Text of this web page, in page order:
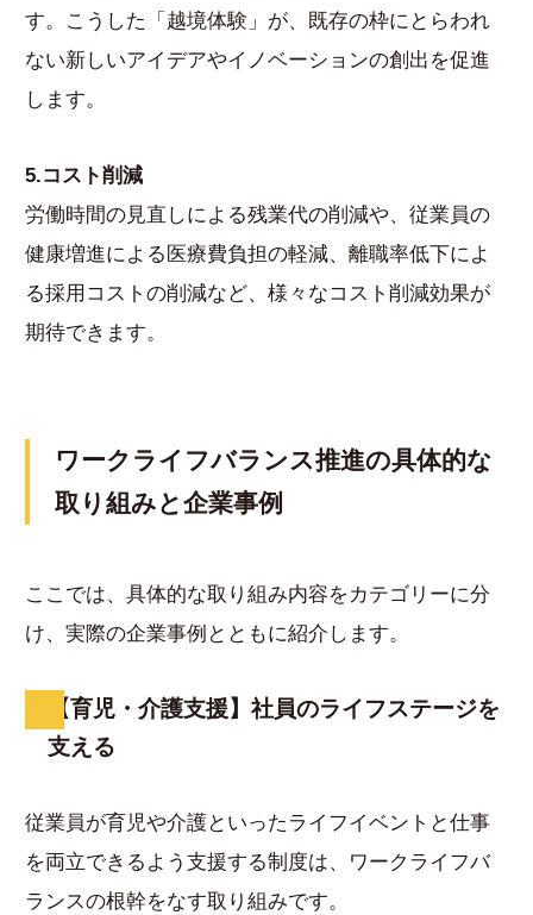
す。こうした「越境体験」が、既存の枠にとらわれ
ない新しいアイデアやイノベーションの創出を促進
します。
5.コスト削減
労働時間の見直しによる残業代の削減や、従業員の
健康増進による医療費負担の軽減、離職率低下によ
る採用コストの削減など、様々なコスト削減効果が
期待できます。
ワークライフバランス推進の具体的な
取り組みと企業事例
ここでは、具体的な取り組み内容をカテゴリーに分
け、実際の企業事例とともに紹介します。
【育児・介護支援】社員のライフステージを
支える
従業員が育児や介護といったライフイベントと仕事
を両立できるよう支援する制度は、ワークライフバ
ランスの根幹をなす取り組みです。